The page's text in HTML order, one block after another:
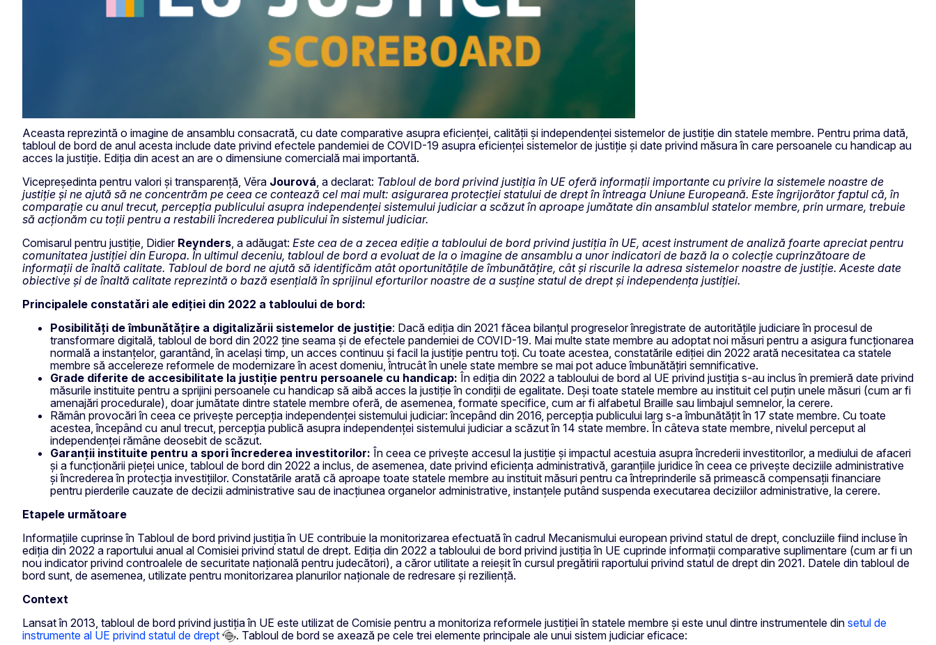
Aceasta reprezintă o imagine de ansamblu consacrată, cu date comparative asupra eficienței, calității și independenței sistemelor de justiție din statele membre. Pentru prima dată,
tabloul de bord de anul acesta include date privind efectele pandemiei de COVID-19 asupra eficienței sistemelor de justiție și date privind măsura în care persoanele cu handicap au
acces la justiție. Ediția din acest an are o dimensiune comercială mai importantă.
Vicepreședinta pentru valori și transparență, Věra Jourová , a declarat: Tabloul de bord privind justiția în UE oferă informații importante cu privire la sistemele noastre de
justiție și ne ajută să ne concentrăm pe ceea ce contează cel mai mult: asigurarea protecției statului de drept în întreaga Uniune Europeană. Este îngrijorător faptul că, în
comparație cu anul trecut, percepția publicului asupra independenței sistemului judiciar a scăzut în aproape jumătate din ansamblul statelor membre, prin urmare, trebuie
să acționăm cu toții pentru a restabili încrederea publicului în sistemul judiciar.
Comisarul pentru justiție, Didier Reynders , a adăugat: Este cea de a zecea ediție a tabloului de bord privind justiția în UE, acest instrument de analiză foarte apreciat pentru
comunitatea justiției din Europa. În ultimul deceniu, tabloul de bord a evoluat de la o imagine de ansamblu a unor indicatori de bază la o colecție cuprinzătoare de
informații de înaltă calitate. Tabloul de bord ne ajută să identificăm atât oportunitățile de îmbunătățire, cât și riscurile la adresa sistemelor noastre de justiție. Aceste date
obiective și de înaltă calitate reprezintă o bază esențială în sprijinul eforturilor noastre de a susține statul de drept și independența justiției.
Principalele constatări ale ediției din 2022 a tabloului de bord:
Posibilități de îmbunătățire a digitalizării sistemelor de justiție: Dacă ediția din 2021 făcea bilanțul progreselor înregistrate de autoritățile judiciare în procesul de
transformare digitală, tabloul de bord din 2022 ține seama și de efectele pandemiei de COVID-19. Mai multe state membre au adoptat noi măsuri pentru a asigura funcționarea
normală a instanțelor, garantând, în același timp, un acces continuu și facil la justiție pentru toți. Cu toate acestea, constatările ediției din 2022 arată necesitatea ca statele
membre să accelereze reformele de modernizare în acest domeniu, întrucât în unele state membre se mai pot aduce îmbunătățiri semnificative.
Grade diferite de accesibilitate la justiție pentru persoanele cu handicap: În ediția din 2022 a tabloului de bord al UE privind justiția s-au inclus în premieră date privind
măsurile instituite pentru a sprijini persoanele cu handicap să aibă acces la justiție în condiții de egalitate. Deși toate statele membre au instituit cel puțin unele măsuri (cum ar fi
amenajări procedurale), doar jumătate dintre statele membre oferă, de asemenea, formate specifice, cum ar fi alfabetul Braille sau limbajul semnelor, la cerere.
Rămân provocări în ceea ce privește percepția independenței sistemului judiciar: începând din 2016, percepția publicului larg s-a îmbunătățit în 17 state membre. Cu toate
acestea, începând cu anul trecut, percepția publică asupra independenței sistemului judiciar a scăzut în 14 state membre. În câteva state membre, nivelul perceput al
independenței rămâne deosebit de scăzut.
Garanții instituite pentru a spori încrederea investitorilor: În ceea ce privește accesul la justiție și impactul acestuia asupra încrederii investitorilor, a mediului de afaceri
și a funcționării pieței unice, tabloul de bord din 2022 a inclus, de asemenea, date privind eficiența administrativă, garanțiile juridice în ceea ce privește deciziile administrative
și încrederea în protecția investițiilor. Constatările arată că aproape toate statele membre au instituit măsuri pentru ca întreprinderile să primească compensații financiare
pentru pierderile cauzate de decizii administrative sau de inacțiunea organelor administrative, instanțele putând suspenda executarea deciziilor administrative, la cerere.
Etapele următoare
Informațiile cuprinse în Tabloul de bord privind justiția în UE contribuie la monitorizarea efectuată în cadrul Mecanismului european privind statul de drept, concluziile fiind incluse în
ediția din 2022 a raportului anual al Comisiei privind statul de drept. Ediția din 2022 a tabloului de bord privind justiția în UE cuprinde informații comparative suplimentare (cum ar fi un
nou indicator privind controalele de securitate națională pentru judecători), a căror utilitate a reieșit în cursul pregătirii raportului privind statul de drept din 2021. Datele din tabloul de
bord sunt, de asemenea, utilizate pentru monitorizarea planurilor naționale de redresare și reziliență.
Context
Lansat în 2013, tabloul de bord privind justiția în UE este utilizat de Comisie pentru a monitoriza reformele justiției în statele membre și este unul dintre instrumentele din setul de
instrumente al UE privind statul de drept
. Tabloul de bord se axează pe cele trei elemente principale ale unui sistem judiciar eficace: